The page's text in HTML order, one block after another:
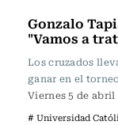
Gonzalo
"Vamos a
Los cruzados
ganar en el
Viernes 5 de abril
# Universidad